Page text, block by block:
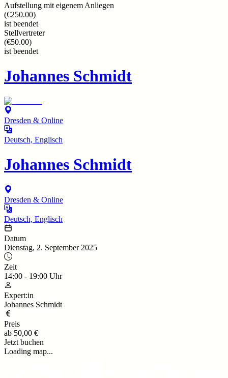
Aufstellung mit eigenem Anliegen
(€250.00)
ist beendet
Stellvertreter
(€50.00)
ist beendet
Johannes Schmidt
Dresden & Online
Deutsch, Englisch
Johannes Schmidt
Dresden & Online
Deutsch, Englisch
Datum
Dienstag, 2. September 2025
Zeit
14:00 - 19:00 Uhr
Expert:in
Johannes Schmidt
Preis
ab 50,00 €
Jetzt buchen
Loading map...